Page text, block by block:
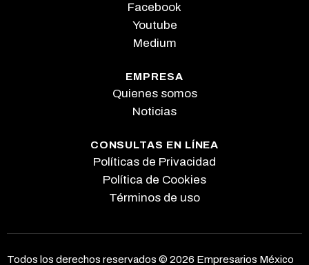
Facebook
Youtube
Medium
EMPRESA
Quienes somos
Noticias
CONSULTAS EN LÍNEA
Políticas de Privacidad
Política de Cookies
Términos de uso
Todos los derechos reservados © 2026 Empresarios México